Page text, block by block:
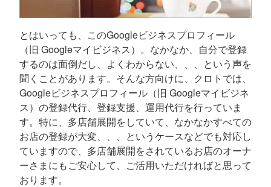
とはいっても、このGoogleビジネスプロフィール
（旧 Googleマイビジネス）。なかなか、自分で登録
するのは面倒だし、よくわからない、、、という声を
聞くことがあります。そんな方向けに、クロトでは、
Googleビジネスプロフィール（旧 Googleマイビジネ
ス）の登録代行、登録支援、運用代行を行っていま
す。特に、多店舗展開をしていて、なかなかすべての
お店の登録が大変、、、というケースなどでも対応し
ていますので、多店舗展開をされているお店のオーナ
ーさまにもご安心して、ご活用いただければと思って
おります。